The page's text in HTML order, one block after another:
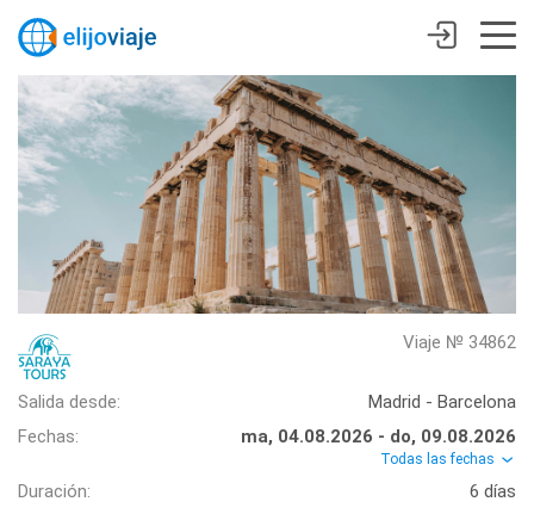
Viaje № 34862
Salida desde:
Madrid - Barcelona
Fechas:
ma, 04.08.2026 - do, 09.08.2026
Todas las fechas
Duración:
6 días